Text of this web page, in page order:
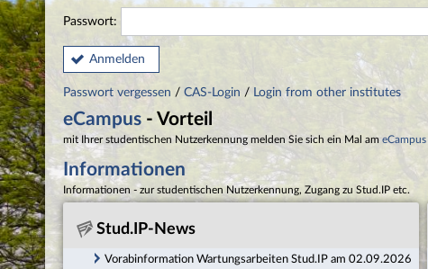
Passwort:
Anmelden
Passwort vergessen / CAS-Login / Login from other institutes
eCampus - Vorteil
mit Ihrer studentischen Nutzerkennung melden Sie sich ein Mal am eCampus
Informationen
Informationen - zur studentischen Nutzerkennung, Zugang zu Stud.IP etc.
Stud.IP-News
Vorabinformation Wartungsarbeiten Stud.IP am 02.09.2026